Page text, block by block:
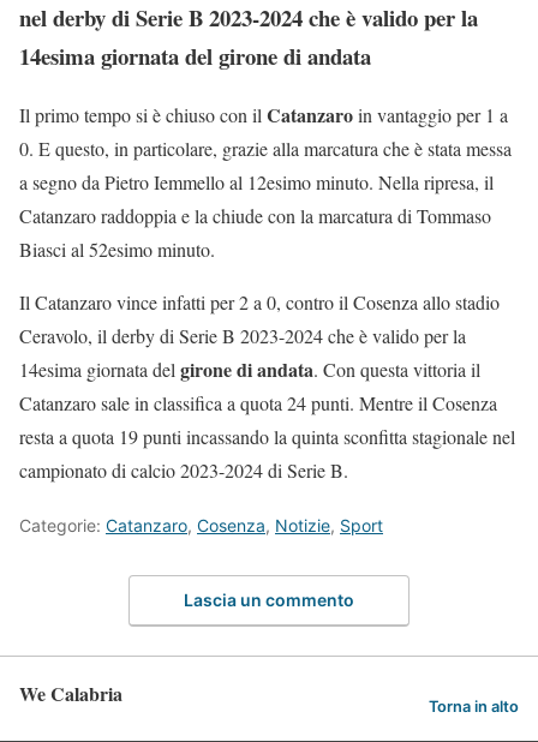
nel derby di Serie B 2023-2024 che è valido per la
14esima giornata del girone di andata
Il primo tempo si è chiuso con il Catanzaroin vantaggio per 1 a
0. E questo, in particolare, grazie alla marcatura che è stata messa
a segno da Pietro Iemmello al 12esimo minuto. Nella ripresa, il
Catanzaro raddoppia e la chiude con la marcatura di Tommaso
Biasci al 52esimo minuto.
Il Catanzaro vince infatti per 2 a 0, contro il Cosenza allo stadio
Ceravolo, il derby di Serie B 2023-2024 che è valido per la
14esima giornata del girone di andata. Con questa vittoria il
Catanzaro sale in classifica a quota 24 punti. Mentre il Cosenza
resta a quota 19 punti incassando la quinta sconfitta stagionale nel
campionato di calcio 2023-2024 di Serie B.
Categorie: Catanzaro, Cosenza, Notizie, Sport
Lascia un commento
We Calabria Torna in alto